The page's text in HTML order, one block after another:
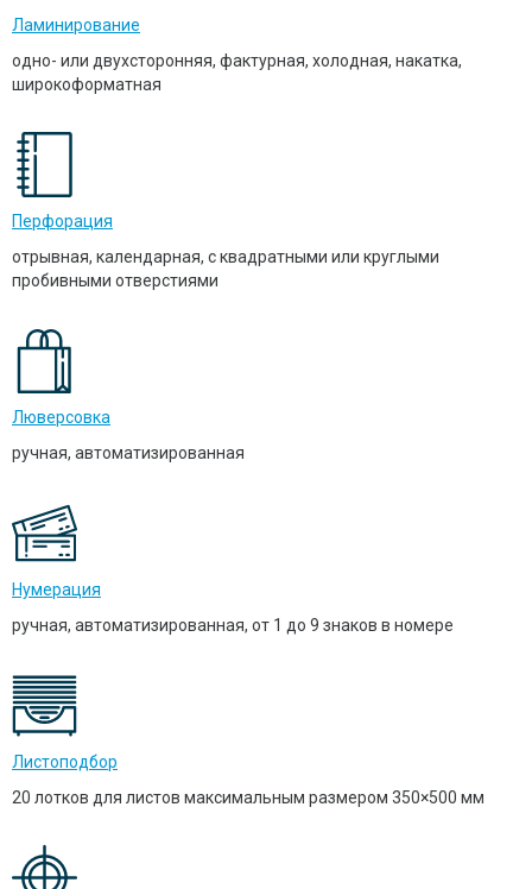
Ламинирование
одно- или двухсторонняя, фактурная, холодная, накатка,
широкоформатная
Перфорация
отрывная, календарная, с квадратными или круглыми
пробивными отверстиями
Люверсовка
ручная, автоматизированная
Нумерация
ручная, автоматизированная, от 1 до 9 знаков в номере
Листоподбор
20 лотков для листов максимальным размером 350×500 мм